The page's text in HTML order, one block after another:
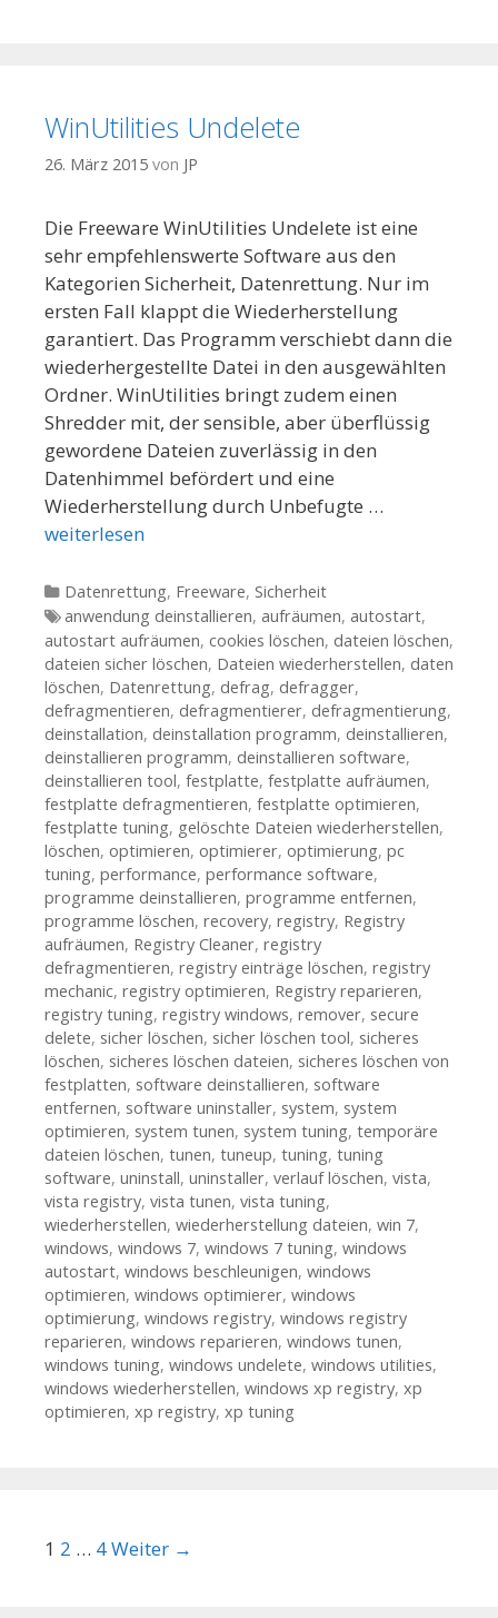
WinUtilities Undelete
26. März 2015 von JP
Die Freeware WinUtilities Undelete ist eine
sehr empfehlenswerte Software aus den
Kategorien Sicherheit, Datenrettung. Nur im
ersten Fall klappt die Wiederherstellung
garantiert. Das Programm verschiebt dann die
wiederhergestellte Datei in den ausgewählten
Ordner. WinUtilities bringt zudem einen
Shredder mit, der sensible, aber überflüssig
gewordene Dateien zuverlässig in den
Datenhimmel befördert und eine
Wiederherstellung durch Unbefugte …
weiterlesen
Kategorien
Datenrettung, Freeware, Sicherheit
Tags
anwendung deinstallieren, aufräumen, autostart,
autostart aufräumen, cookies löschen, dateien löschen,
dateien sicher löschen, Dateien wiederherstellen, daten
löschen, Datenrettung, defrag, defragger,
defragmentieren, defragmentierer, defragmentierung,
deinstallation, deinstallation programm, deinstallieren,
deinstallieren programm, deinstallieren software,
deinstallieren tool, festplatte, festplatte aufräumen,
festplatte defragmentieren, festplatte optimieren,
festplatte tuning, gelöschte Dateien wiederherstellen,
löschen, optimieren, optimierer, optimierung, pc
tuning, performance, performance software,
programme deinstallieren, programme entfernen,
programme löschen, recovery, registry, Registry
aufräumen, Registry Cleaner, registry
defragmentieren, registry einträge löschen, registry
mechanic, registry optimieren, Registry reparieren,
registry tuning, registry windows, remover, secure
delete, sicher löschen, sicher löschen tool, sicheres
löschen, sicheres löschen dateien, sicheres löschen von
festplatten, software deinstallieren, software
entfernen, software uninstaller, system, system
optimieren, system tunen, system tuning, temporäre
dateien löschen, tunen, tuneup, tuning, tuning
software, uninstall, uninstaller, verlauf löschen, vista,
vista registry, vista tunen, vista tuning,
wiederherstellen, wiederherstellung dateien, win 7,
windows, windows 7, windows 7 tuning, windows
autostart, windows beschleunigen, windows
optimieren, windows optimierer, windows
optimierung, windows registry, windows registry
reparieren, windows reparieren, windows tunen,
windows tuning, windows undelete, windows utilities,
windows wiederherstellen, windows xp registry, xp
optimieren, xp registry, xp tuning
Beitrags-Navigation
1 2 … 4Weiter →